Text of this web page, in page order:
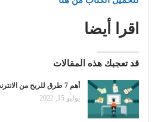
اقرا أيضا
قد تعجبك هذه المقالات
أهم 7 طرق للربح من الانترنت
يوليو 15, 2022